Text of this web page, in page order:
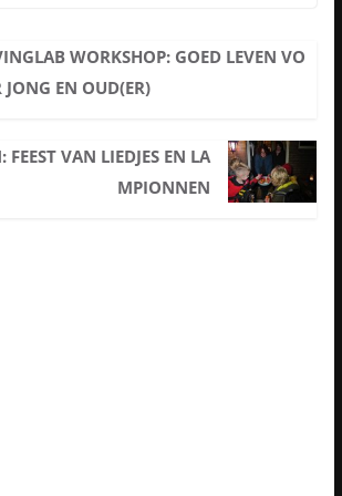
WORKSHOP: GOED LEVEN VO
JONG EN OUD(ER)
VAN LIEDJES EN LA
MPIONNEN